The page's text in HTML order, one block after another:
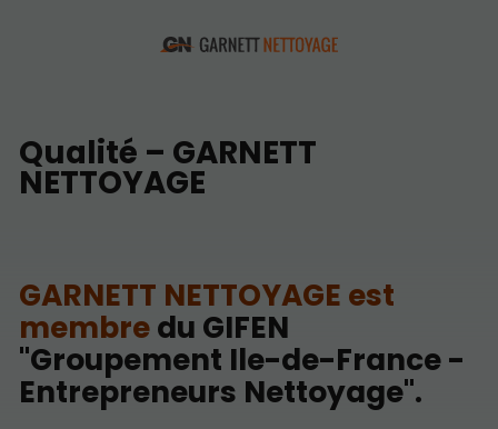
Qualité – GARNETT
NETTOYAGE
GARNETT NETTOYAGE est
membredu GIFEN
"Groupement Ile-de-France -
Entrepreneurs Nettoyage".